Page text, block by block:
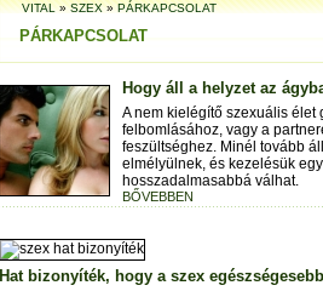
VITAL»SZEX»PÁRKAPCSOLAT
PÁRKAPCSOLAT
Hogy áll a helyzet az
A nem kielégítő szexuális élet
felbomlásához, vagy a
feszültséghez. Minél tovább
elmélyülnek, és kezelésük
hosszadalmasabbá válhat.
BŐVEBBEN
Hat bizonyíték, hogy a szex